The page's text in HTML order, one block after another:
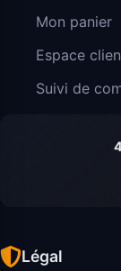
Mon panier
Espace
Suivi de
Légal